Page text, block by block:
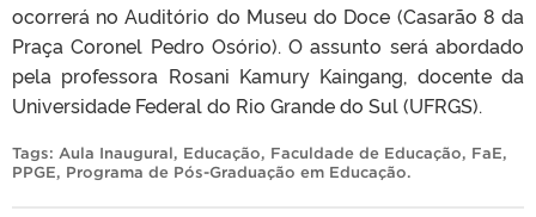
ocorrerá no Auditório do Museu do Doce (Casarão 8 da
Praça Coronel Pedro Osório). O assunto será abordado
pela professora Rosani Kamury Kaingang, docente da
Universidade Federal do Rio Grande do Sul (UFRGS).
Tags: Aula Inaugural, Educação, Faculdade de Educação, FaE,
PPGE, Programa de Pós-Graduação em Educação.